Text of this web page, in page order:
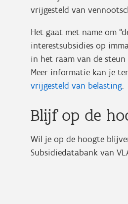
vrijgesteld van
Het gaat met name om
interestsubsidies op
in het raam van de
Meer informatie kan je
vrijgesteld van belasting.
Blijf op de
Wil je op de hoogte
Subsidiedatabank van